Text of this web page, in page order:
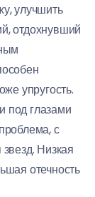
улучшить
отдохнувший
упругость.
под глазами
с
Низкая
отечность